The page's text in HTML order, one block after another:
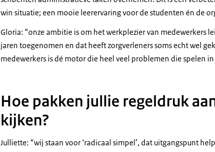
win situatie; een mooie leerervaring voor de studenten én de
Gloria: onze ambitie is om het werkplezier van medewerkers
jaren toegenomen en dat heeft zorgverleners soms echt wel
medewerkers is dé motor die heel veel problemen die spelen
Hoe pakken jullie regeldruk
kijken?
Julliette: wij staan voor ‘radicaal simpel’, dat uitgangspunt